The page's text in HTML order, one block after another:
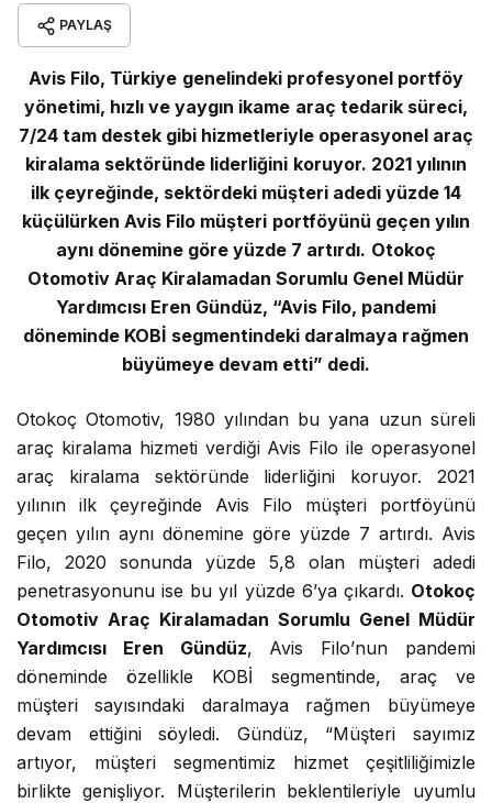
PAYLAŞ
Avis Filo, Türkiye genelindeki profesyonel portföy
yönetimi, hızlı ve yaygın ikame araç tedarik süreci,
7/24 tam destek gibi hizmetleriyle operasyonel araç
kiralama sektöründe liderliğini koruyor. 2021 yılının
ilk çeyreğinde, sektördeki müşteri adedi yüzde 14
küçülürken Avis Filo müşteri portföyünü geçen yılın
aynı dönemine göre yüzde 7 artırdı. Otokoç
Otomotiv Araç Kiralamadan Sorumlu Genel Müdür
Yardımcısı Eren Gündüz, “Avis Filo, pandemi
döneminde KOBİ segmentindeki daralmaya rağmen
büyümeye devam etti” dedi.
Otokoç Otomotiv, 1980 yılından bu yana uzun süreli
araç kiralama hizmeti verdiği Avis Filo ile operasyonel
araç kiralama sektöründe liderliğini koruyor. 2021
yılının ilk çeyreğinde Avis Filo müşteri portföyünü
geçen yılın aynı dönemine göre yüzde 7 artırdı. Avis
Filo, 2020 sonunda yüzde 5,8 olan müşteri adedi
penetrasyonunu ise bu yıl yüzde 6’ya çıkardı. Otokoç
Otomotiv Araç Kiralamadan Sorumlu Genel Müdür
Yardımcısı Eren Gündüz, Avis Filo’nun pandemi
döneminde özellikle KOBİ segmentinde, araç ve
müşteri sayısındaki daralmaya rağmen büyümeye
devam ettiğini söyledi. Gündüz, “Müşteri sayımız
artıyor, müşteri segmentimiz hizmet çeşitliliğimizle
birlikte genişliyor. Müşterilerin beklentileriyle uyumlu